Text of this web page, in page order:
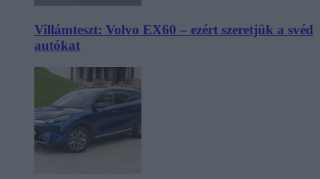
Villámteszt: Volvo EX60 – ezért szeretjük a svéd
autókat